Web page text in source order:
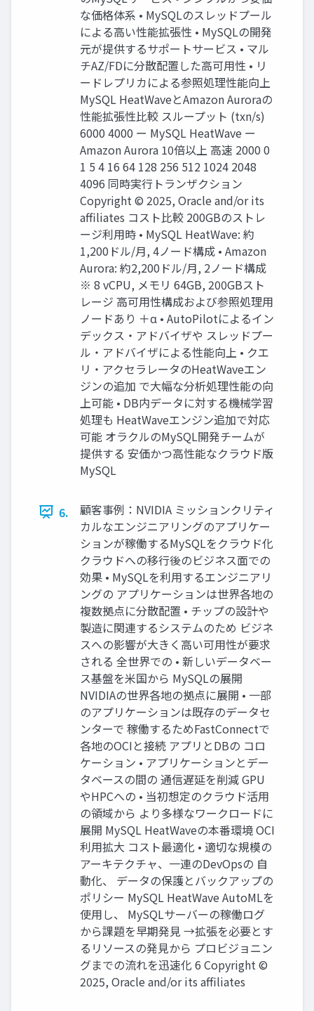
な価格体系 • MySQLのスレッドプール
による高い性能拡張性 • MySQLの開発
元が提供するサポートサービス • マル
チAZ/FDに分散配置した高可用性 • リ
ードレプリカによる参照処理性能向上
MySQL HeatWaveとAmazon Auroraの
性能拡張性比較 スループット (txn/s)
6000 4000 ー MySQL HeatWave ー
Amazon Aurora 10倍以上 高速 2000 0
1 5 4 16 64 128 256 512 1024 2048
4096 同時実行トランザクション
Copyright © 2025, Oracle and/or its
affiliates コスト比較 200GBのストレ
ージ利用時 • MySQL HeatWave: 約
1,200ドル/月, 4ノード構成 • Amazon
Aurora: 約2,200ドル/月, 2ノード構成
※ 8 vCPU, メモリ 64GB, 200GBスト
レージ 高可用性構成および参照処理用
ノードあり ＋α • AutoPilotによるイン
デックス・アドバイザや スレッドプー
ル・アドバイザによる性能向上 • クエ
リ・アクセラレータのHeatWaveエン
ジンの追加 で大幅な分析処理性能の向
上可能 • DB内データに対する機械学習
処理も HeatWaveエンジン追加で対応
可能 オラクルのMySQL開発チームが
提供する 安価かつ高性能なクラウド版
MySQL
6.
顧客事例：NVIDIA ミッションクリティ
カルなエンジニアリングのアプリケー
ションが稼働するMySQLをクラウド化
クラウドへの移行後のビジネス面での
効果 • MySQLを利用するエンジニアリ
ングの アプリケーションは世界各地の
複数拠点に分散配置 • チップの設計や
製造に関連するシステムのため ビジネ
スへの影響が大きく高い可用性が要求
される 全世界での • 新しいデータベー
ス基盤を米国から MySQLの展開
NVIDIAの世界各地の拠点に展開 • 一部
のアプリケーションは既存のデータセ
ンターで 稼働するためFastConnectで
各地のOCIと接続 アプリとDBの コロ
ケーション • アプリケーションとデー
タベースの間の 通信遅延を削減 GPU
やHPCへの • 当初想定のクラウド活用
の領域から より多様なワークロードに
展開 MySQL HeatWaveの本番環境 OCI
利用拡大 コスト最適化 • 適切な規模の
アーキテクチャ、一連のDevOpsの 自
動化、 データの保護とバックアップの
ポリシー MySQL HeatWave AutoMLを
使用し、 MySQLサーバーの稼働ログ
から課題を早期発見 →拡張を必要とす
るリソースの発見から プロビジョニン
グまでの流れを迅速化 6 Copyright ©
2025, Oracle and/or its affiliates